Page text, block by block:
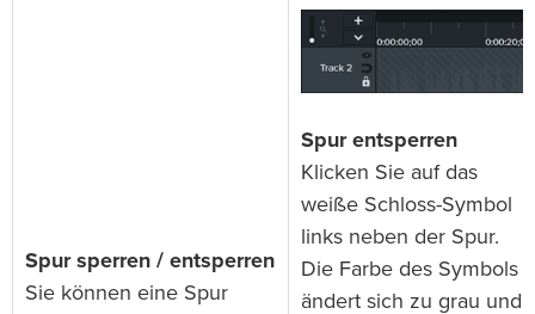
Spur sperren / entsperren
Sie können eine Spur
Spur entsperren
Klicken Sie auf das
weiße Schloss-Symbol
links neben der Spur.
Die Farbe des Symbols
ändert sich zu grau und